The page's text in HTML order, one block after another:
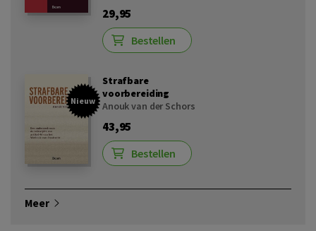
29,95
Bestellen
Nieuw
Strafbare
voorbereiding
Anouk van der Schors
43,95
Bestellen
Meer